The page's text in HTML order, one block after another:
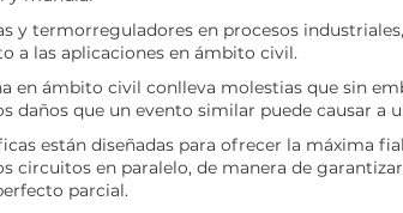
y termorreguladores en procesos
a las aplicaciones en ámbito civil.
en ámbito civil conlleva molestias que sin
daños que un evento similar puede causar a
están diseñadas para ofrecer la máxima
circuitos en paralelo, de manera de
parcial.